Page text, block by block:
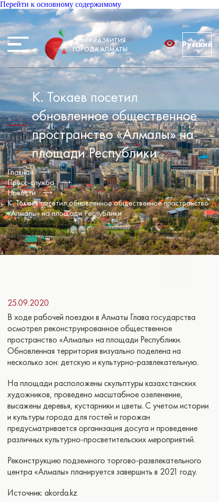
Перейти к основному содержимому
ЦЕНТР РАЗВИТИЯ
ГОРОДА АЛМАТЫ
Русский
К. Токаев посетил
обновленное общественное
пространство «Алмалы» на
площади Республики
Главная
Пресс-служба
Новости
К. Токаев посетил обновленное общественное пространство
«Алмалы» на площади Республики
25.09.2020
В ходе рабочей поездки в Алматы Глава государства
осмотрел реконструированное общественное
пространство «Алмалы» на площади Республики.
Обновленная территория визуально поделена на
несколько зон: детскую и культурно-развлекательную.
На площади расположены скульптуры казахстанских
художников, проведено масштабное озеленение,
высажены деревья, кустарники и цветы. С учетом истории
и культуры города для гостей и горожан
предусматривается организация досуга и проведение
различных культурно-просветительских мероприятий.
Реконструкцию подземного торгово-развлекательного
центра «Алмалы» планируется завершить в 2021 году.
Источник: akorda.kz